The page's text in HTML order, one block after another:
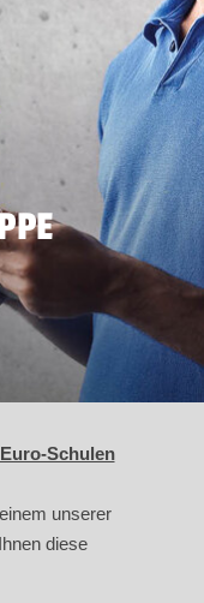
Schulen
unserer
diese